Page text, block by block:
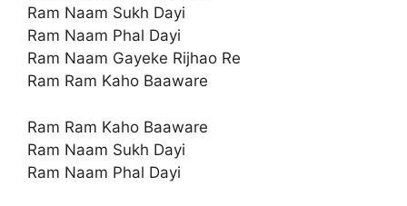
Ram Naam Sukh Dayi
Ram Naam Phal Dayi
Ram Naam Gayeke Rijhao Re
Ram Ram Kaho Baaware
Ram Ram Kaho Baaware
Ram Naam Sukh Dayi
Ram Naam Phal Dayi